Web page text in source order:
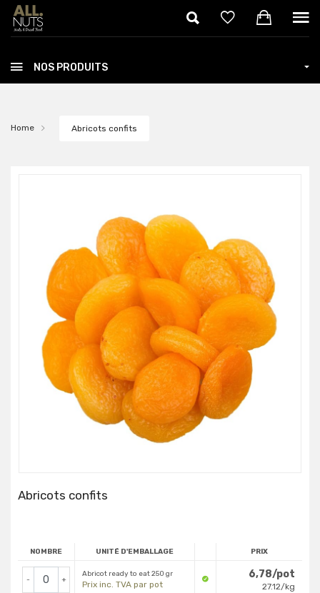
Skip to main content
NOS PRODUITS
Home Abricots confits
Abricots confits
NOMBRE UNITÉ D'EMBALLAGE PRIX
- +
Abricot ready to eat 250 gr
Prix inc. TVA par pot
6,78/pot
27.12/kg